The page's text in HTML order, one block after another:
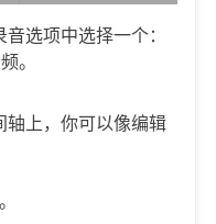
选项中选择一个：
。
轴上，你可以像编辑